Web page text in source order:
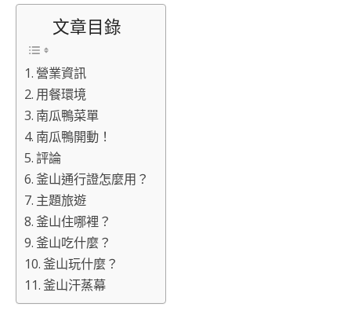
文章目錄
營業資訊
用餐環境
南瓜鴨菜單
南瓜鴨開動！
評論
釜山通行證怎麼用？
主題旅遊
釜山住哪裡？
釜山吃什麼？
釜山玩什麼？
釜山汗蒸幕